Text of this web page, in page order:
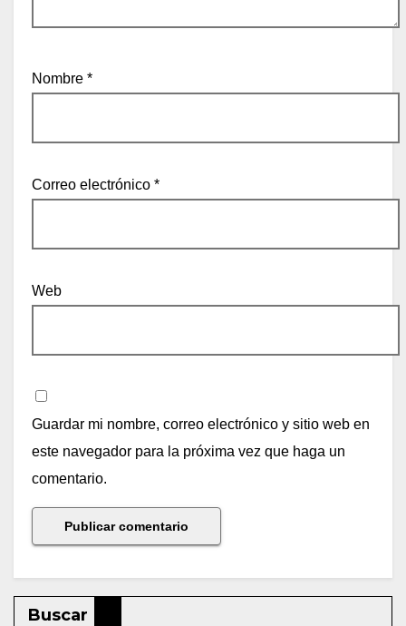
Nombre *
Correo electrónico *
Web
Guardar mi nombre, correo electrónico y sitio web en
este navegador para la próxima vez que haga un
comentario.
Buscar